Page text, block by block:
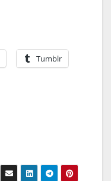
Tumblr